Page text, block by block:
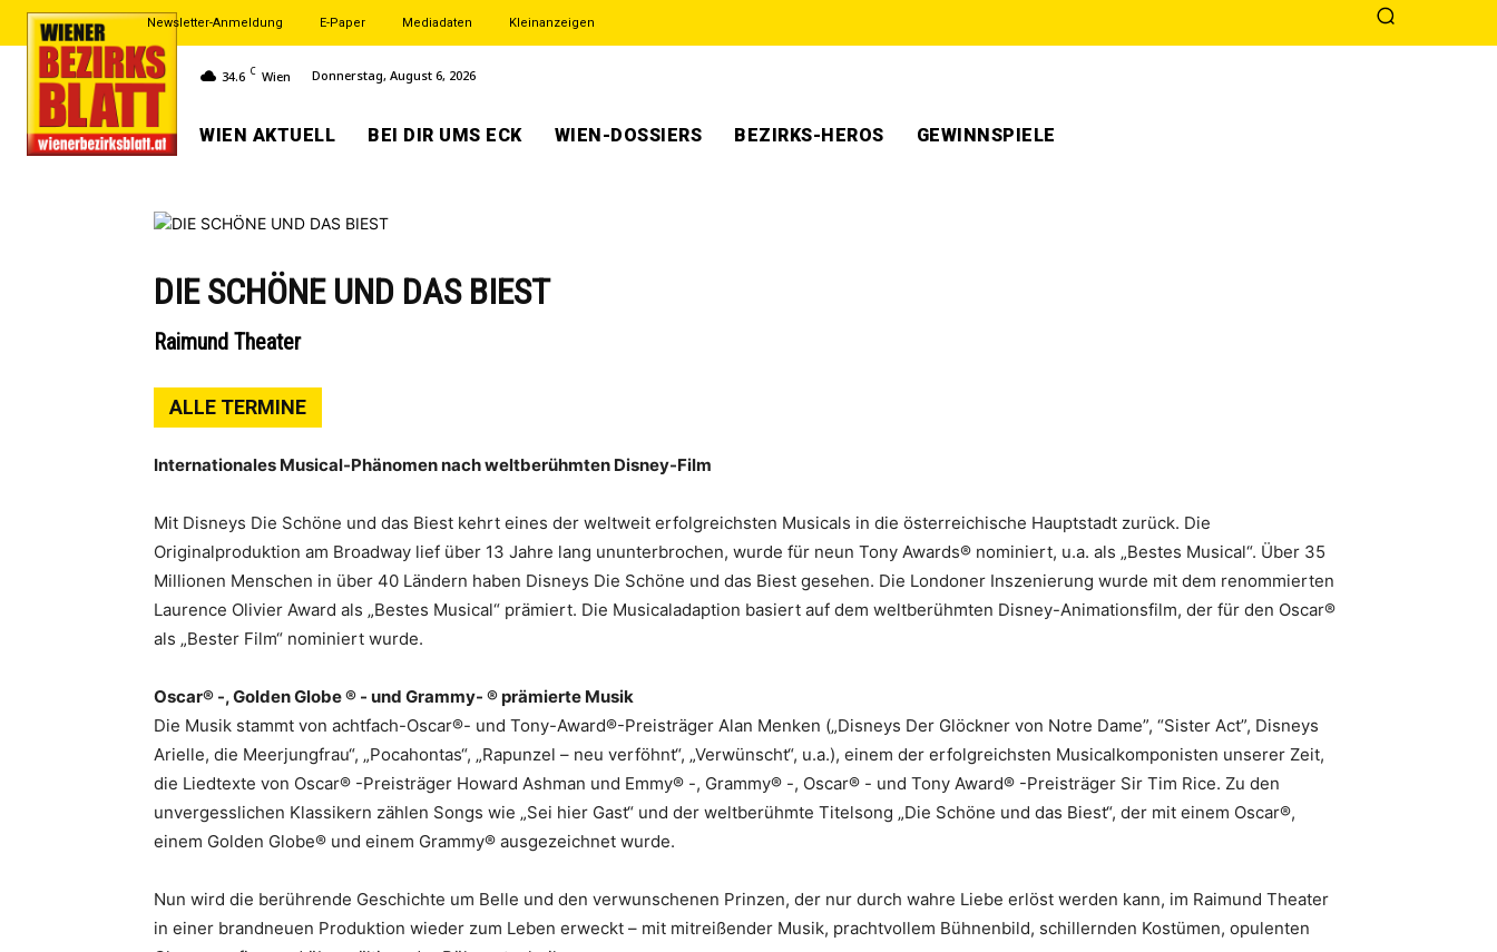
Newsletter-Anmeldung E-Paper Mediadaten Kleinanzeigen
34.6 C Wien Donnerstag, August 6, 2026
WIEN AKTUELL BEI DIR UMS ECK WIEN-DOSSIERS BEZIRKS-HEROS GEWINNSPIELE
DIE SCHÖNE UND DAS BIEST
Raimund Theater
ALLE TERMINE
Internationales Musical-Phänomen nach weltberühmten Disney-Film
Mit Disneys Die Schöne und das Biest kehrt eines der weltweit erfolgreichsten Musicals in die österreichische Hauptstadt zurück. Die
Originalproduktion am Broadway lief über 13 Jahre lang ununterbrochen, wurde für neun Tony Awards® nominiert, u.a. als „Bestes Musical“. Über 35
Millionen Menschen in über 40 Ländern haben Disneys Die Schöne und das Biest gesehen. Die Londoner Inszenierung wurde mit dem renommierten
Laurence Olivier Award als „Bestes Musical“ prämiert. Die Musicaladaption basiert auf dem weltberühmten Disney-Animationsfilm, der für den Oscar®
als „Bester Film“ nominiert wurde.
Oscar® -, Golden Globe ® - und Grammy- ® prämierte Musik
Die Musik stammt von achtfach-Oscar®- und Tony-Award®-Preisträger Alan Menken („Disneys Der Glöckner von Notre Dame”, “Sister Act”, Disneys
Arielle, die Meerjungfrau“, „Pocahontas“, „Rapunzel – neu verföhnt“, „Verwünscht“, u.a.), einem der erfolgreichsten Musicalkomponisten unserer Zeit,
die Liedtexte von Oscar® -Preisträger Howard Ashman und Emmy® -, Grammy® -, Oscar® - und Tony Award® -Preisträger Sir Tim Rice. Zu den
unvergesslichen Klassikern zählen Songs wie „Sei hier Gast“ und der weltberühmte Titelsong „Die Schöne und das Biest“, der mit einem Oscar®,
einem Golden Globe® und einem Grammy® ausgezeichnet wurde.
Nun wird die berührende Geschichte um Belle und den verwunschenen Prinzen, der nur durch wahre Liebe erlöst werden kann, im Raimund Theater
in einer brandneuen Produktion wieder zum Leben erweckt – mit mitreißender Musik, prachtvollem Bühnenbild, schillernden Kostümen, opulenten